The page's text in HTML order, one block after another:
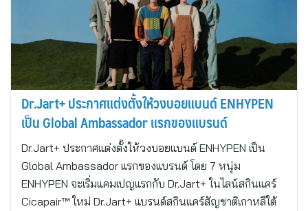
Dr.Jart+ ประกาศแต่งตั้งให้วงบอยแบนด์ ENHYPEN
เป็น Global Ambassador แรกของแบรนด์
Dr.Jart+ ประกาศแต่งตั้งให้วงบอยแบนด์ ENHYPEN เป็น
Global Ambassador แรกของแบรนด์ โดย 7 หนุ่ม
ENHYPEN จะเริ่มแคมเปญแรกกับ Dr.Jart+ ในไลน์สกินแคร์
Cicapair™ ใหม่ Dr.Jart+ แบรนด์สกินแคร์สัญชาติเกาหลีใต้